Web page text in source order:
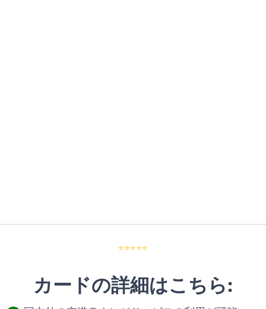
⭐⭐⭐⭐⭐
カードの詳細はこちら: